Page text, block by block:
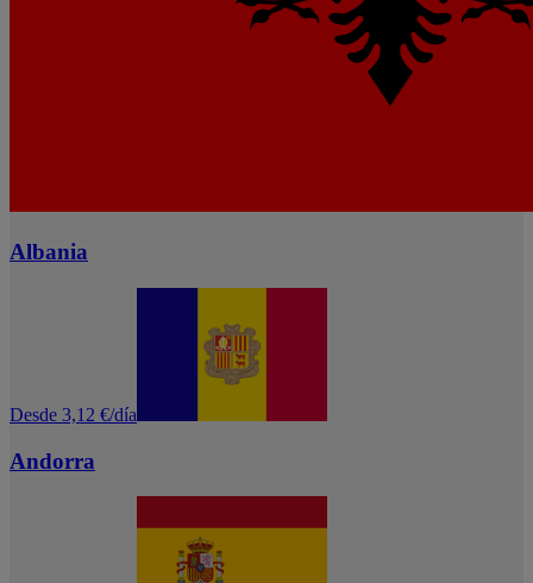
Albania
Desde 3,12 €/día
Andorra